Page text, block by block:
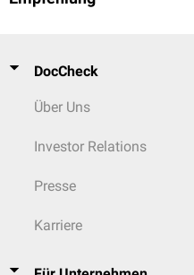
DocCheck
Über Uns
Investor Relations
Presse
Karriere